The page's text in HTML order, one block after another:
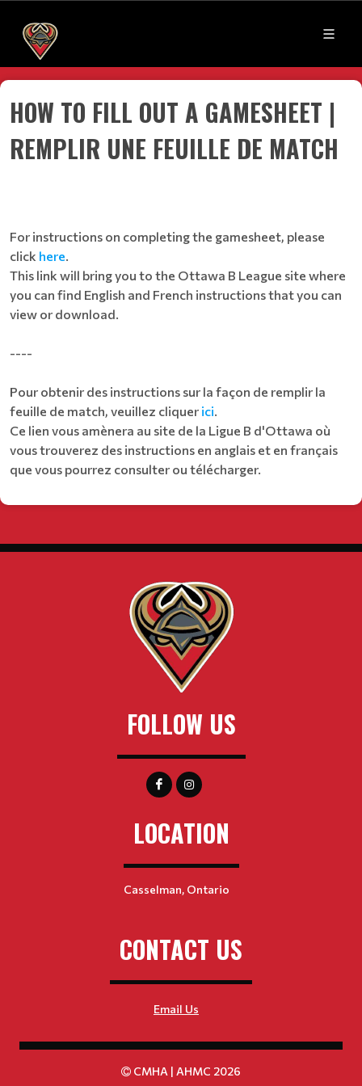
HOW TO FILL OUT A GAMESHEET |
REMPLIR UNE FEUILLE DE MATCH
For instructions on completing the gamesheet, please
click here.
This link will bring you to the Ottawa B League site where
you can find English and French instructions that you can
view or download.
----
Pour obtenir des instructions sur la façon de remplir la
feuille de match, veuillez cliquer ici.
Ce lien vous amènera au site de la Ligue B d'Ottawa où
vous trouverez des instructions en anglais et en français
que vous pourrez consulter ou télécharger.
FOLLOW US
LOCATION
Casselman, Ontario
CONTACT US
Email Us
CMHA | AHMC 2026